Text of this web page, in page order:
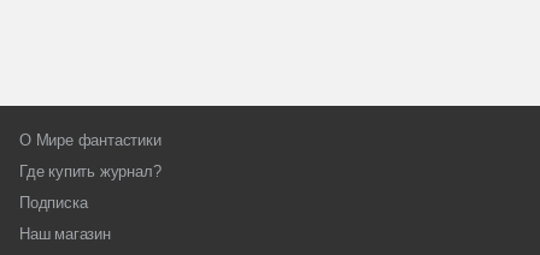
О Мире фантастики
Где купить журнал?
Подписка
Наш магазин